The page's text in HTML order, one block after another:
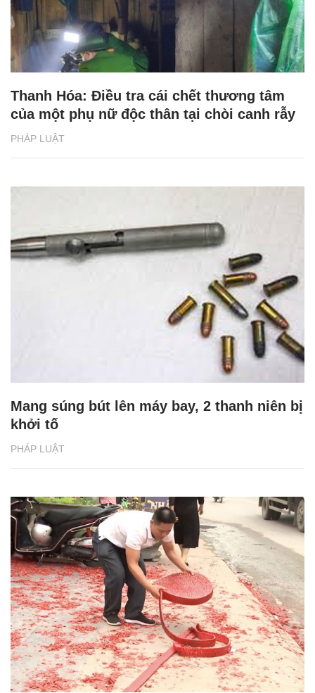
PHÁP LUẬT
Thanh Hóa: Điều tra cái chết thương tâm
của một phụ nữ độc thân tại chòi canh rẫy
PHÁP LUẬT
Mang súng bút lên máy bay, 2 thanh niên bị
khởi tố